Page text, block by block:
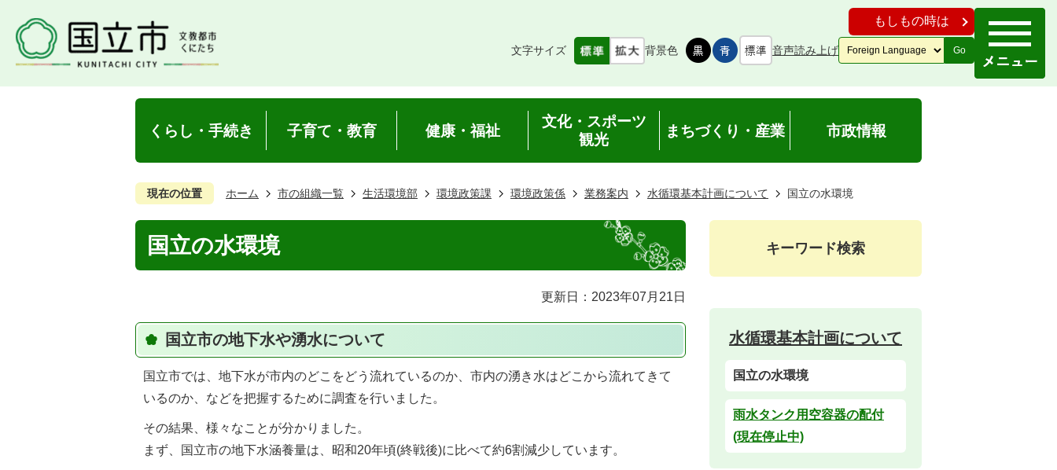
もしもの時は
文字サイズ 背景色 音声読み上げ Go
くらし・手続き 子育て・教育 健康・福祉
文化・スポーツ
観光
まちづくり・産業 市政情報
現在の位置 ホーム 市の組織一覧 生活環境部 環境政策課 環境政策係 業務案内 水循環基本計画について 国立の水環境
国立の水環境
更新日：2023年07月21日
国立市の地下水や湧水について
国立市では、地下水が市内のどこをどう流れているのか、市内の湧き水はどこから流れてきて
いるのか、などを把握するために調査を行いました。
その結果、様々なことが分かりました。
まず、国立市の地下水涵養量は、昭和20年頃(終戦後)に比べて約6割減少しています。
キーワード検索
水循環基本計画について
国立の水環境
雨水タンク用空容器の配付
(現在停止中)